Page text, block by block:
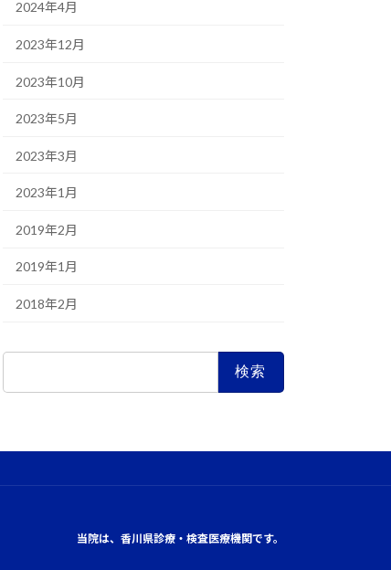
2024年4月
2023年12月
2023年10月
2023年5月
2023年3月
2023年1月
2019年2月
2019年1月
2018年2月
当院は、香川県診療・検査医療機関です。